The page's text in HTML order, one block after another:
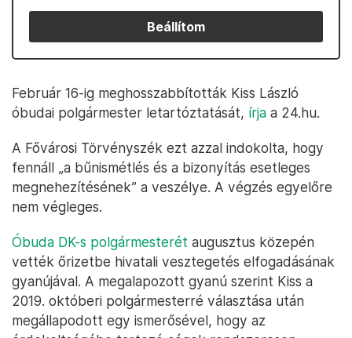
Beállítom
Február 16-ig meghosszabbították Kiss László
óbudai polgármester letartóztatását, írja a 24.hu.
A Fővárosi Törvényszék ezt azzal indokolta, hogy
fennáll „a bűnismétlés és a bizonyítás esetleges
megnehezítésének” a veszélye. A végzés egyelőre
nem végleges.
Óbuda DK-s polgármesterét augusztus közepén
vették őrizetbe hivatali vesztegetés elfogadásának
gyanújával. A megalapozott gyanú szerint Kiss a
2019. októberi polgármesterré választása után
megállapodott egy ismerősével, hogy az